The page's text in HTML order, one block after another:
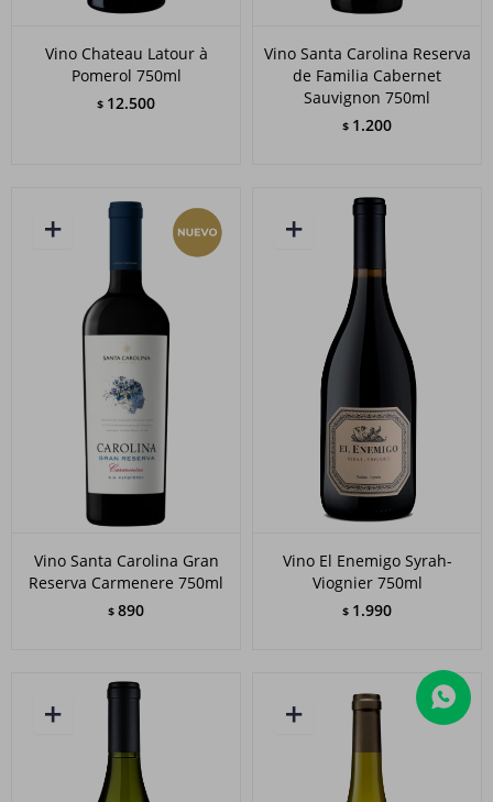
Vino Chateau Latour à
Pomerol 750ml
$ 12.500
Vino Santa Carolina Reserva
de Familia Cabernet
Sauvignon 750ml
$ 1.200
Vino Santa Carolina Gran
Reserva Carmenere 750ml
$ 890
Vino El Enemigo Syrah-
Viognier 750ml
$ 1.990